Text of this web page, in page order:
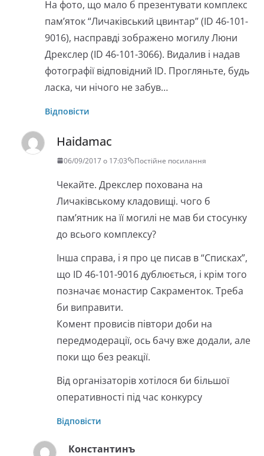
На фото, що мало б презентувати комплекс
пам’яток “Личаківський цвинтар” (ID 46-101-
9016), насправді зображено могилу Люни
Дрекслер (ID 46-101-3066). Видалив і надав
фотографії відповідний ID. Прогляньте, будь
ласка, чи нічого не забув…
Відповісти
Haidamac
06/09/2017 о 17:03 Постійне посилання
Чекайте. Дрекслер похована на
Личаківському кладовищі. чого б
пам’ятник на її могилі не мав би стосунку
до всього комплексу?
Інша справа, і я про це писав в “Списках”,
що ID 46-101-9016 дублюється, і крім того
позначає монастир Сакраменток. Треба
би виправити.
Комент провисів півтори доби на
передмодерації, ось бачу вже додали, але
поки що без реакції.
Від організаторів хотілося би більшої
оперативності під час конкурсу
Відповісти
Константинъ